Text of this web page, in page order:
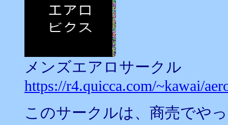
メンズエアロサークル
https://r4.quicca.com/~kawai/
このサークルは、商売でや